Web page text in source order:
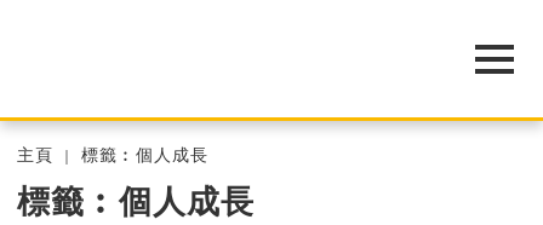
主頁 標籤︰個人成長
標籤︰個人成長